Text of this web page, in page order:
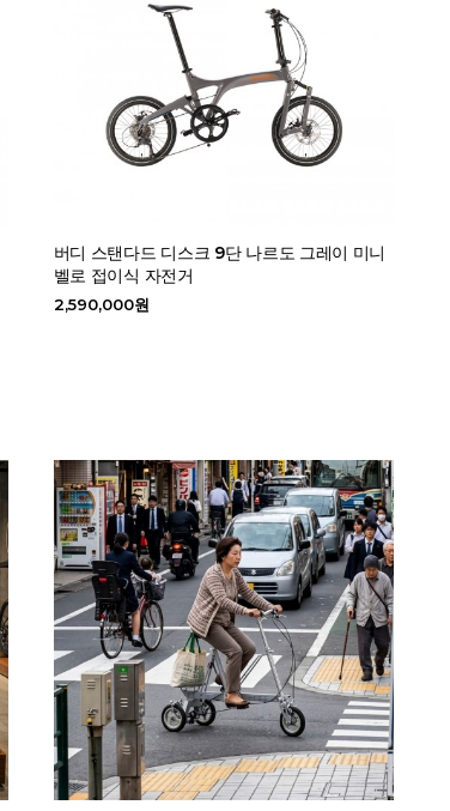
버디 스탠다드 디스크 9단 나르도 그레이 미니
벨로 접이식 자전거
2,590,000원